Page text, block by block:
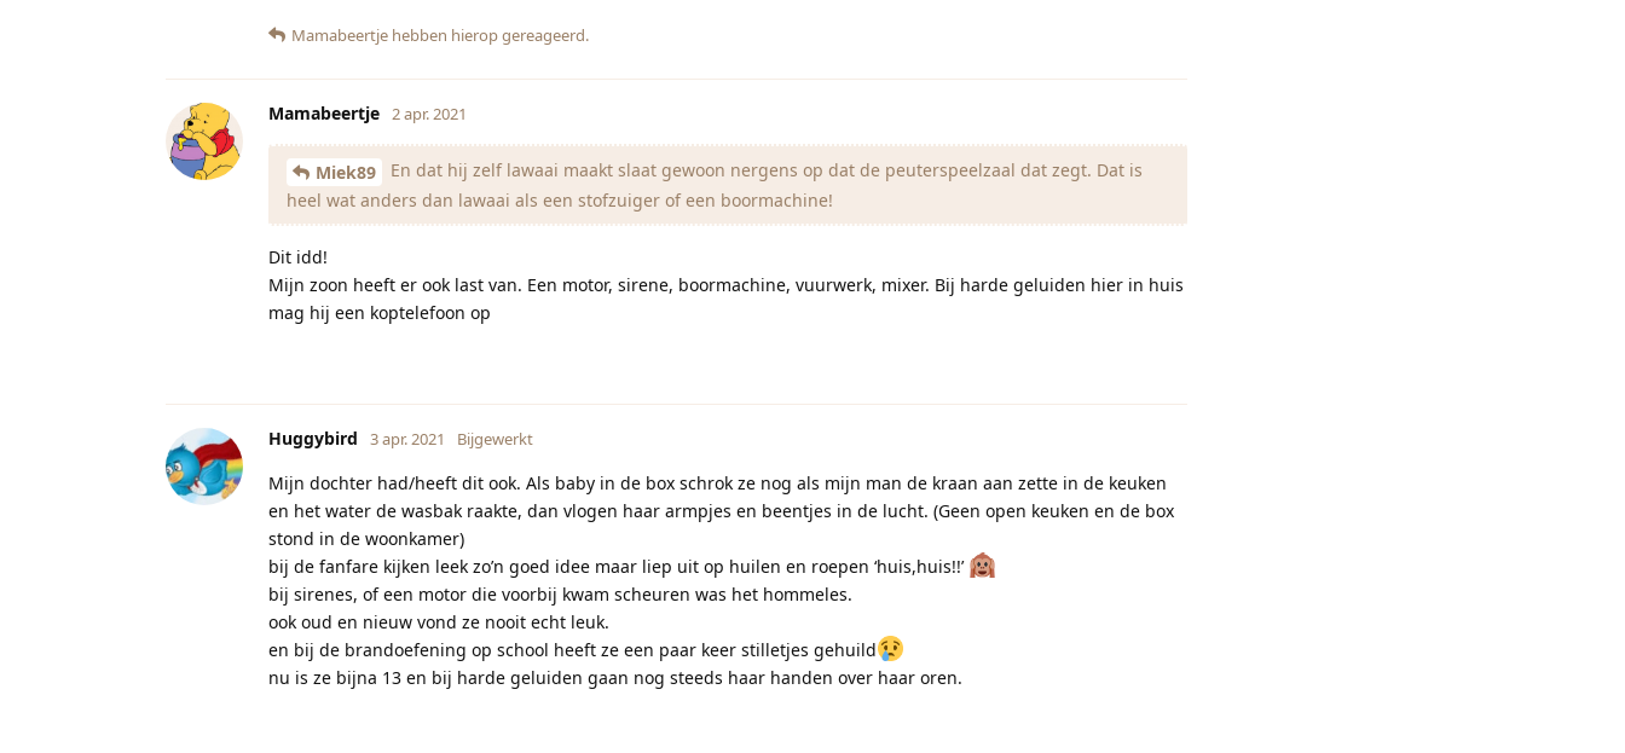
Mamabeertje hebben hierop gereageerd.
Mamabeertje 2 apr. 2021
Miek89
En dat hij zelf lawaai maakt slaat gewoon nergens op dat de peuterspeelzaal dat zegt. Dat is
heel wat anders dan lawaai als een stofzuiger of een boormachine!
Dit idd!
Mijn zoon heeft er ook last van. Een motor, sirene, boormachine, vuurwerk, mixer. Bij harde geluiden hier in huis
mag hij een koptelefoon op
Huggybird 3 apr. 2021 Bijgewerkt
Mijn dochter had/heeft dit ook. Als baby in de box schrok ze nog als mijn man de kraan aan zette in de keuken
en het water de wasbak raakte, dan vlogen haar armpjes en beentjes in de lucht. (Geen open keuken en de box
stond in de woonkamer)
bij de fanfare kijken leek zo’n goed idee maar liep uit op huilen en roepen ‘huis,huis!!’
bij sirenes, of een motor die voorbij kwam scheuren was het hommeles.
ook oud en nieuw vond ze nooit echt leuk.
en bij de brandoefening op school heeft ze een paar keer stilletjes gehuild
nu is ze bijna 13 en bij harde geluiden gaan nog steeds haar handen over haar oren.